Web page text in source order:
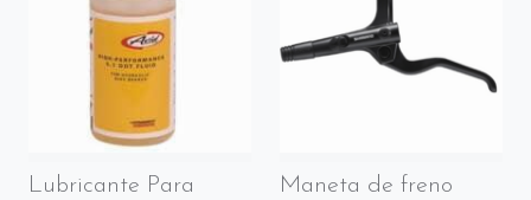
Lubricante Para
Maneta de freno